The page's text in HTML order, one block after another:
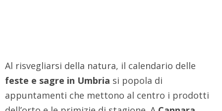
Al risvegliarsi della natura, il calendario delle
feste e sagre in Umbria si popola di
appuntamenti che mettono al centro i prodotti